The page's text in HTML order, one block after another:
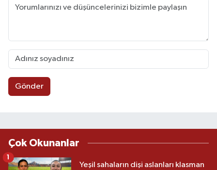
Gönder
Çok Okunanlar
Yeşil sahaların dişi aslanları klasman
1